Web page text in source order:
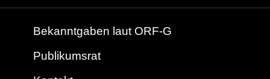
Bekanntgaben laut ORF-G
Publikumsrat